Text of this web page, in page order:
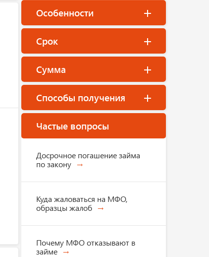
Особенности
Срок
Сумма
Способы получения
Частые вопросы
Досрочное погашение займа
по закону
Куда жаловаться на МФО,
образцы жалоб
Почему МФО отказывают в
займе